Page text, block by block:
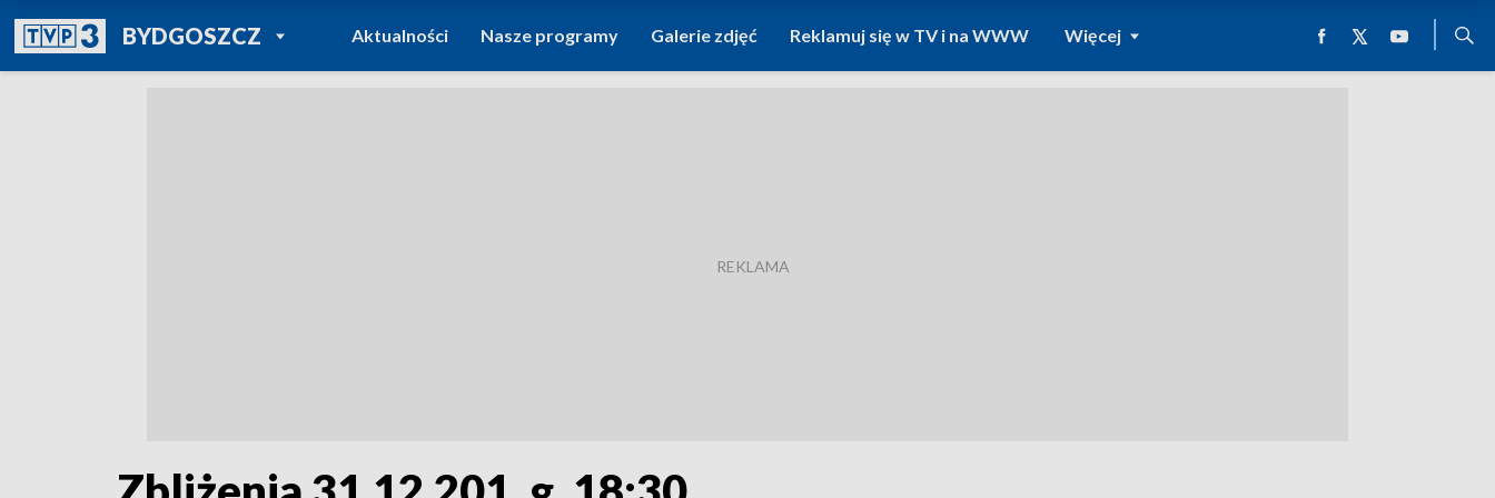
BYDGOSZCZPOWRÓT DO
TVP REGIONY
Aktualności Nasze programy Galerie zdjęć Reklamuj się w TV i na WWW Więcej